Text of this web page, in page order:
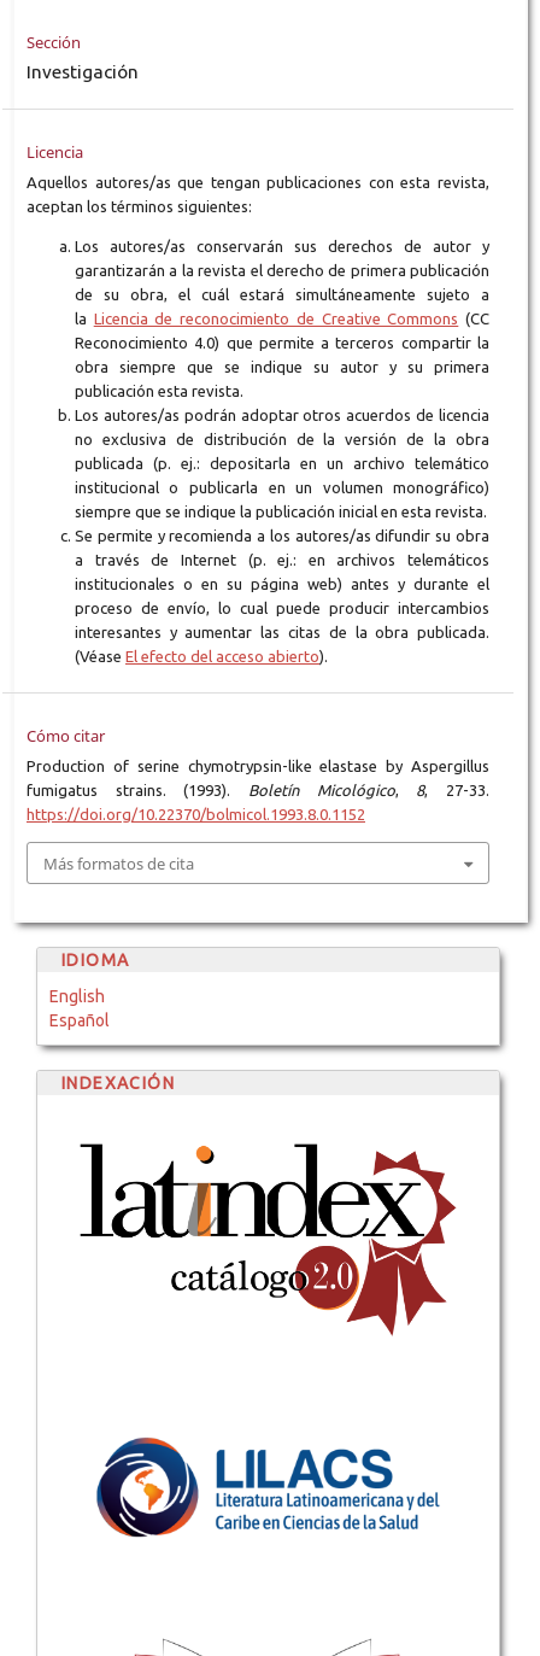
Sección
Investigación
Licencia
Aquellos autores/as que tengan publicaciones con esta revista,
aceptan los términos siguientes:
Los autores/as conservarán sus derechos de autor y
garantizarán a la revista el derecho de primera publicación
de su obra, el cuál estará simultáneamente sujeto a
la Licencia de reconocimiento de Creative Commons (CC
Reconocimiento 4.0) que permite a terceros compartir la
obra siempre que se indique su autor y su primera
publicación esta revista.
Los autores/as podrán adoptar otros acuerdos de licencia
no exclusiva de distribución de la versión de la obra
publicada (p. ej.: depositarla en un archivo telemático
institucional o publicarla en un volumen monográfico)
siempre que se indique la publicación inicial en esta revista.
Se permite y recomienda a los autores/as difundir su obra
a través de Internet (p. ej.: en archivos telemáticos
institucionales o en su página web) antes y durante el
proceso de envío, lo cual puede producir intercambios
interesantes y aumentar las citas de la obra publicada.
(Véase El efecto del acceso abierto).
Cómo citar
Production of serine chymotrypsin-like elastase by Aspergillus
fumigatus strains. (1993). Boletín Micológico, 8, 27-33.
https://doi.org/10.22370/bolmicol.1993.8.0.1152
Más formatos de cita
IDIOMA
English
Español
INDEXACIÓN